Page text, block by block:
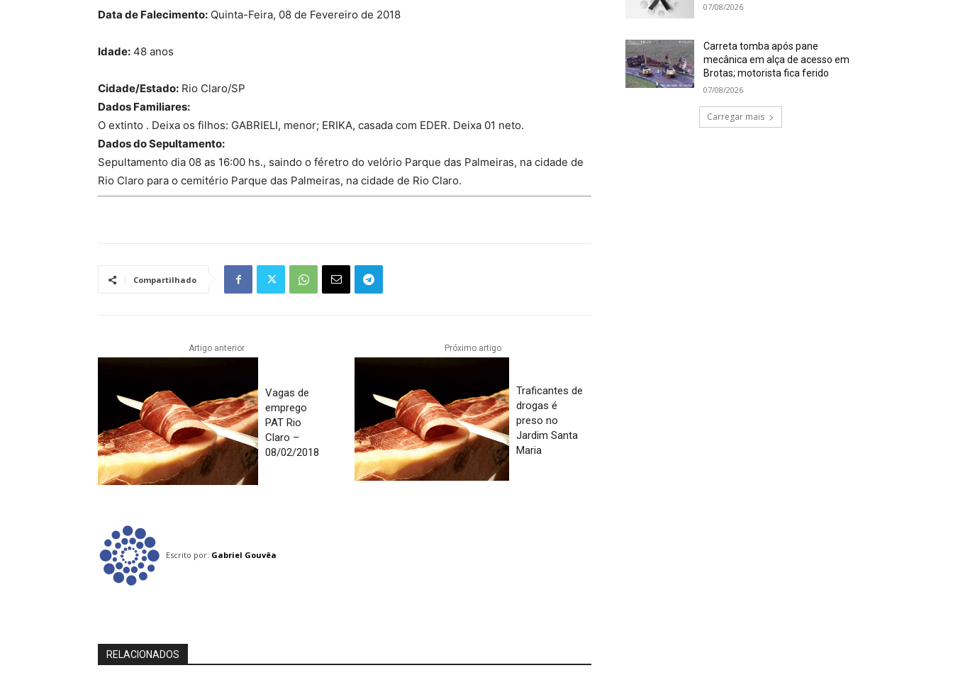
Data de Falecimento: Quinta-Feira, 08 de Fevereiro de 2018
Idade: 48 anos
Cidade/Estado: Rio Claro/SP
Dados Familiares:
O extinto . Deixa os filhos: GABRIELI, menor; ERIKA, casada com EDER. Deixa 01 neto.
Dados do Sepultamento:
Sepultamento dia 08 as 16:00 hs., saindo o féretro do velório Parque das Palmeiras, na cidade de
Rio Claro para o cemitério Parque das Palmeiras, na cidade de Rio Claro.
Compartilhado
Artigo anterior
Vagas de
emprego
PAT Rio
Claro –
08/02/2018
Próximo artigo
Traficantes de
drogas é
preso no
Jardim Santa
Maria
Escrito por: Gabriel Gouvêa
RELACIONADOS
07/08/2026
Carreta tomba após pane
mecânica em alça de acesso em
Brotas; motorista fica ferido
07/08/2026
Carregar mais